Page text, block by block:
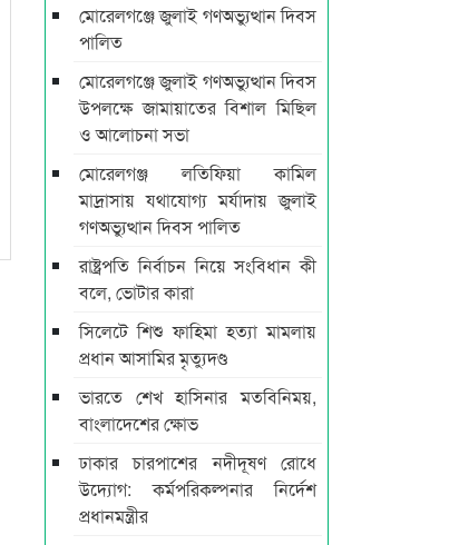
মোরেলগঞ্জে জুলাই গণঅভ্যুত্থান দিবস
পালিত
মোরেলগঞ্জে জুলাই গণঅভ্যুত্থান দিবস
উপলক্ষে জামায়াতের বিশাল মিছিল
ও আলোচনা সভা
মোরেলগঞ্জ লতিফিয়া কামিল
মাদ্রাসায় যথাযোগ্য মর্যাদায় জুলাই
গণঅভ্যুত্থান দিবস পালিত
রাষ্ট্রপতি নির্বাচন নিয়ে সংবিধান কী
বলে, ভোটার কারা
সিলেটে শিশু ফাহিমা হত্যা মামলায়
প্রধান আসামির মৃত্যুদণ্ড
ভারতে শেখ হাসিনার মতবিনিময়,
বাংলাদেশের ক্ষোভ
ঢাকার চারপাশের নদীদূষণ রোধে
উদ্যোগ: কর্মপরিকল্পনার নির্দেশ
প্রধানমন্ত্রীর